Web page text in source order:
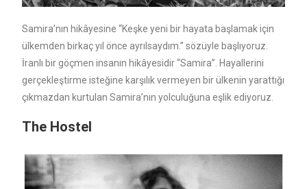
Samira’nın hikâyesine “Keşke yeni bir hayata başlamak için
ülkemden birkaç yıl önce ayrılsaydım.” sözüyle başlıyoruz.
İranlı bir göçmen insanın hikâyesidir “Samira”. Hayallerini
gerçekleştirme isteğine karşılık vermeyen bir ülkenin yarattığı
çıkmazdan kurtulan Samira’nın yolculuğuna eşlik ediyoruz.
The Hostel